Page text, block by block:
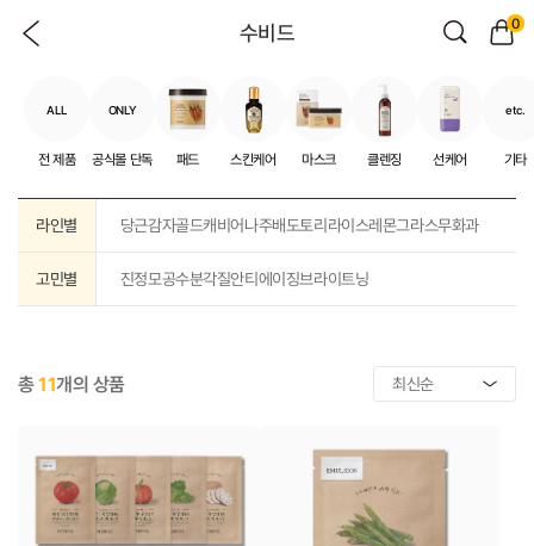
수비드 0
ALL
전 제품
ONLY
공식몰 단독 패드 스킨케어 마스크 클렌징 선케어
etc.
기타
라인별 당근감자골드캐비어나주배도토리 라이스레몬그라스무화과
고민별 진정모공수분각질안티에이징브라이트닝
총11개의 상품